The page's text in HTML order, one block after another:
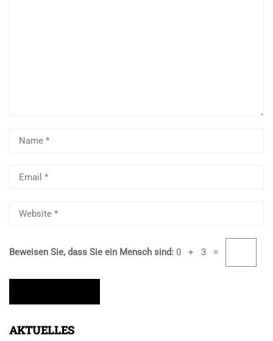
Beweisen Sie, dass Sie ein Mensch sind: 0 + 3 =
AKTUELLES